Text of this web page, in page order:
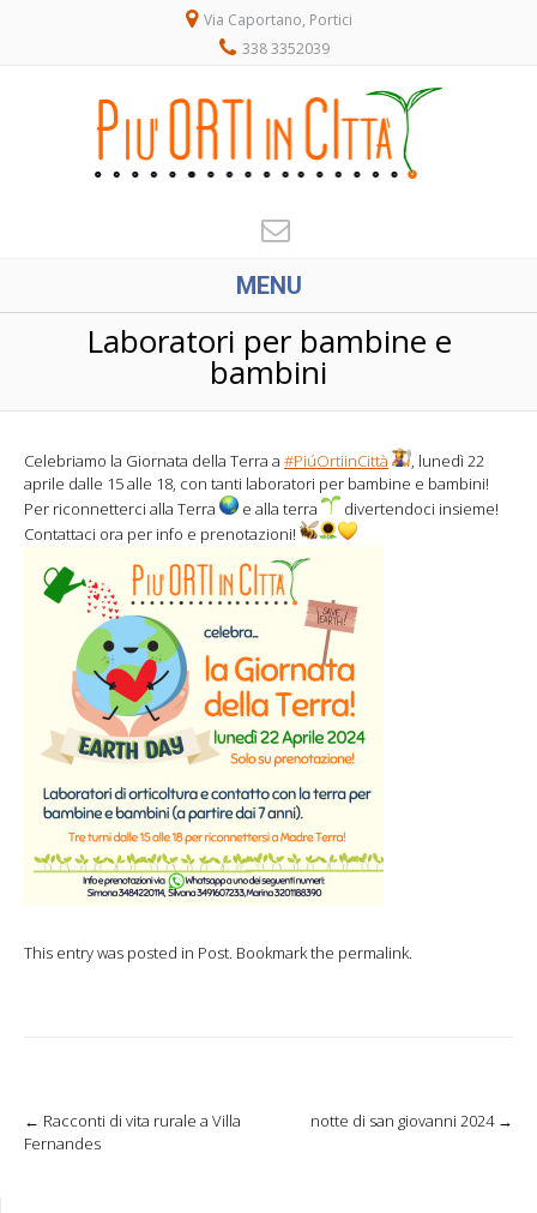
Via Caportano, Portici
338 3352039
MENU
Laboratori per bambine e
bambini
Celebriamo la Giornata della Terra a #PiúOrtiinCittà
, lunedì 22
aprile dalle 15 alle 18, con tanti laboratori per bambine e bambini!
Per riconnetterci alla Terra
e alla terra
divertendoci insieme!
Contattaci ora per info e prenotazioni!
This entry was posted in Post. Bookmark the permalink.
Post navigation
← Racconti di vita rurale a Villa
Fernandes
notte di san giovanni 2024 →